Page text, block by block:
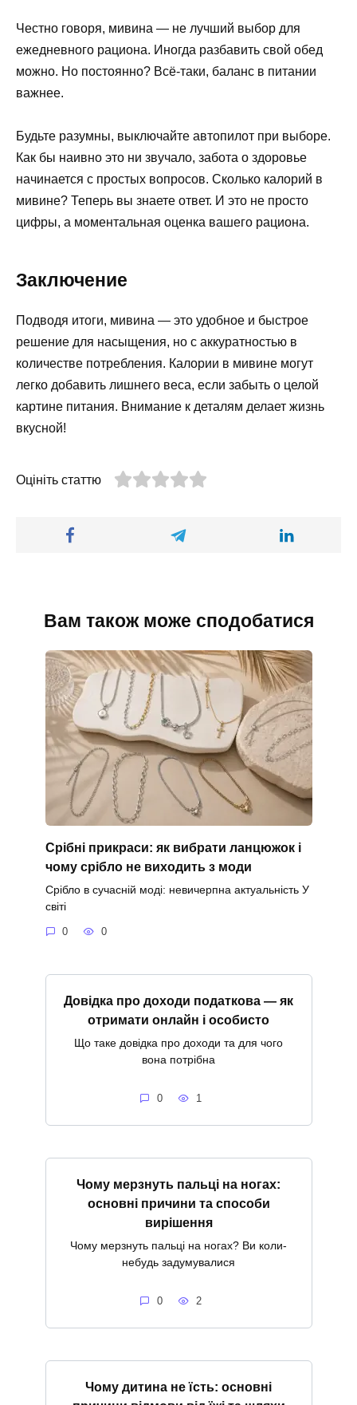
Честно говоря, мивина — не лучший выбор для
ежедневного рациона. Иногда разбавить свой обед
можно. Но постоянно? Всё-таки, баланс в питании
важнее.
Будьте разумны, выключайте автопилот при выборе.
Как бы наивно это ни звучало, забота о здоровье
начинается с простых вопросов. Сколько калорий в
мивине? Теперь вы знаете ответ. И это не просто
цифры, а моментальная оценка вашего рациона.
Заключение
Подводя итоги, мивина — это удобное и быстрое
решение для насыщения, но с аккуратностью в
количестве потребления. Калории в мивине могут
легко добавить лишнего веса, если забыть о целой
картине питания. Внимание к деталям делает жизнь
вкусной!
Оцініть статтю
Вам також може сподобатися
Срібні прикраси: як вибрати ланцюжок і
чому срібло не виходить з моди
Срібло в сучасній моді: невичерпна актуальність У
світі
0 0
Довідка про доходи податкова — як
отримати онлайн і особисто
Що таке довідка про доходи та для чого
вона потрібна
0 1
Чому мерзнуть пальці на ногах:
основні причини та способи
вирішення
Чому мерзнуть пальці на ногах? Ви коли-
небудь задумувалися
0 2
Чому дитина не їсть: основні